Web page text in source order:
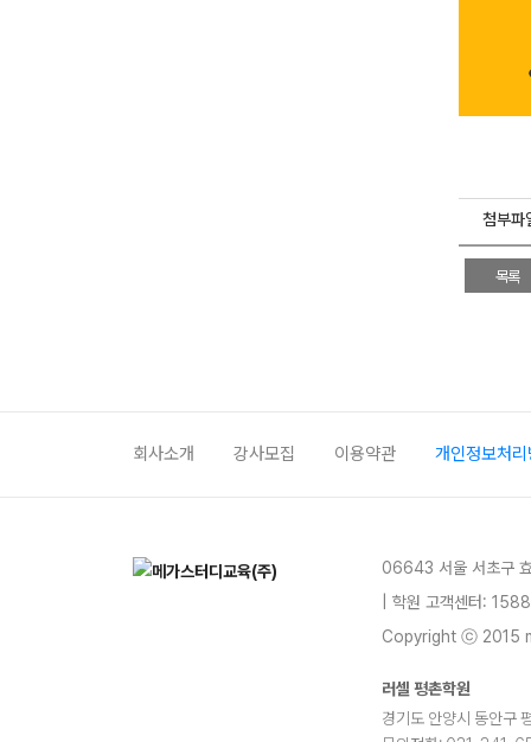
첨부파
목록
회사소개 강사모집 이용약관 개인정보처
06643 서울 서초구
| 학원 고객센터:
Copyright ⓒ 2015
러셀 평촌학원
경기도 안양시 동안구